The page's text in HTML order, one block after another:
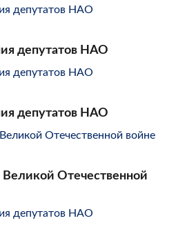
депутатов НАО
депутатов НАО
Отечественной